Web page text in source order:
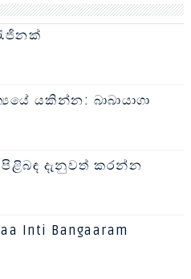
යකින්න: බාබායාගා
පිළිබඳ දැනුවත් කරන්න
Inti Bangaaram